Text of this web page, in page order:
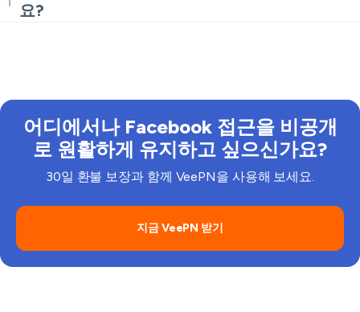
워크 전환과 같은 방법이 어느 정도 유용할 수 있습니다.
브라우저 옵션이 더 사용하기 쉬울 수 있으며, 전체 앱은
더 강력한 암호화와 장치 전반에 대한 폭넓은 보호를 제
공합니다.
요?
안전한 접근을 확보하기 위한 것이지, 규칙을 위반하거
나 불법적으로 제한을 우회하기 위한 것이 아닙니다.
어디에서나 Facebook 접근을 비공개
로 원활하게 유지하고 싶으신가요?
30일 환불 보장과 함께 VeePN을 사용해 보세요.
지금 VeePN 받기